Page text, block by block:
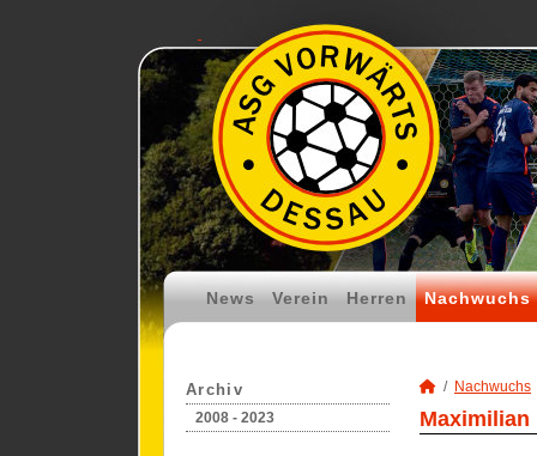
News Verein Herren Nachwuchs
Archiv
2008 - 2023
Nachwuchs
Maximilian